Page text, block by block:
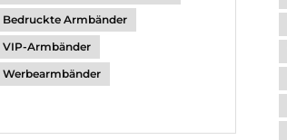
Bedruckte Armbänder
VIP-Armbänder
Werbearmbänder